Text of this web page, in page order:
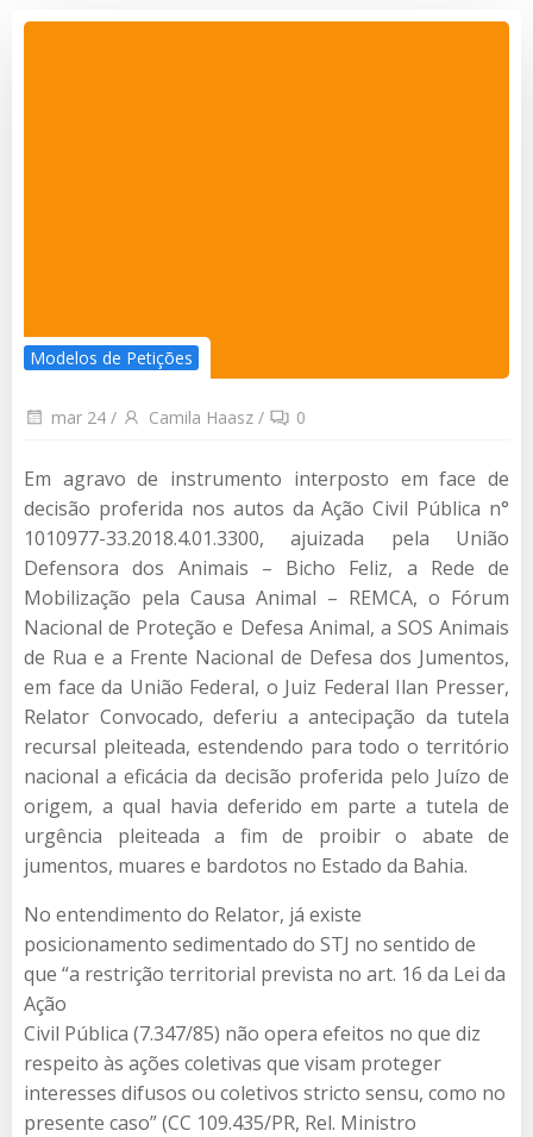
Modelos de Petições
mar 24 / Camila Haasz / 0
Em agravo de instrumento interposto em face de
decisão proferida nos autos da Ação Civil Pública n°
1010977-33.2018.4.01.3300, ajuizada pela União
Defensora dos Animais – Bicho Feliz, a Rede de
Mobilização pela Causa Animal – REMCA, o Fórum
Nacional de Proteção e Defesa Animal, a SOS Animais
de Rua e a Frente Nacional de Defesa dos Jumentos,
em face da União Federal, o Juiz Federal Ilan Presser,
Relator Convocado, deferiu a antecipação da tutela
recursal pleiteada, estendendo para todo o território
nacional a eficácia da decisão proferida pelo Juízo de
origem, a qual havia deferido em parte a tutela de
urgência pleiteada a fim de proibir o abate de
jumentos, muares e bardotos no Estado da Bahia.
No entendimento do Relator, já existe
posicionamento sedimentado do STJ no sentido de
que “a restrição territorial prevista no art. 16 da Lei da
Ação
Civil Pública (7.347/85) não opera efeitos no que diz
respeito às ações coletivas que visam proteger
interesses difusos ou coletivos stricto sensu, como no
presente caso” (CC 109.435/PR, Rel. Ministro